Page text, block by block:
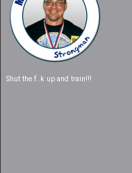
Shut the f..k up and train!!!